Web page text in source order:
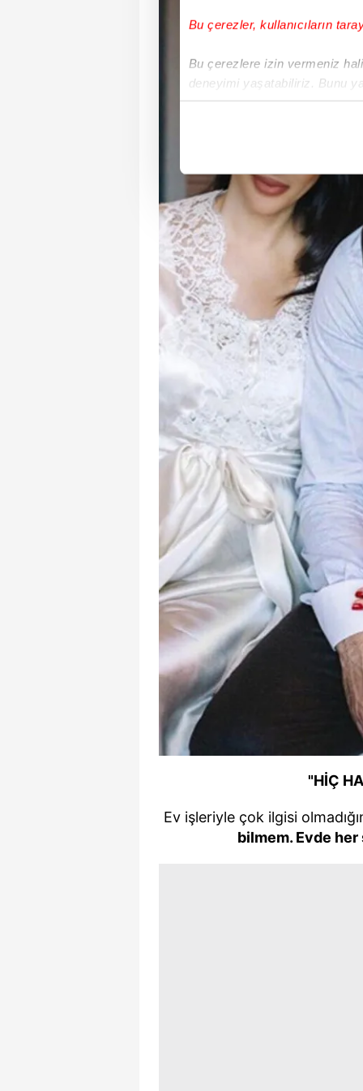
Bu çerezler, kullanıcıların
Bu çerezlere izin vermeniz
deneyimi yaşatabiliriz. Bunu
içerikleri sunabilmek adına
Sizlere daha iyi bir hizmet
çerezler vasıtasıyla çeşitli
amacıyla kullanılmaktadır.
reklam/pazarlama faaliyetlerinin
Çerezlere ilişkin tercihlerinizi
butonuna tıklayabilir,Çerez
6698 sayılı Kişisel Verilerin
mevzuata uygun olarak
"HİÇ
Ev işleriyle çok ilgisi
bilmem. Evde her